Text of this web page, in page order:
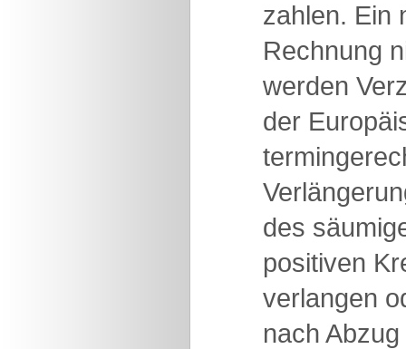
zahlen. Ein
Rechnung
werden
der
des
positiven
verlangen
nach